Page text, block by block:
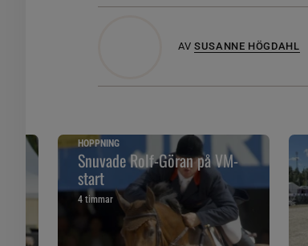
AV SUSANNE HÖGDAHL
HOPPNING
Snuvade Rolf-Göran på VM-
start
4 timmar